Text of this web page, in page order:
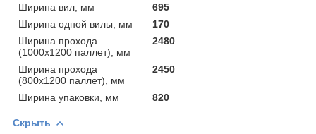
Ширина вил, мм
695
Ширина одной вилы, мм
170
Ширина прохода
(1000х1200 паллет), мм
2480
Ширина прохода
(800х1200 паллет), мм
2450
Ширина упаковки, мм 820
Скрыть